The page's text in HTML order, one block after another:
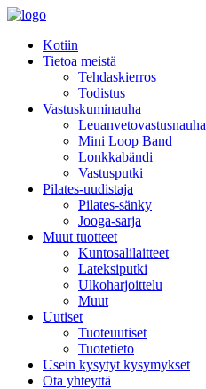
Kotiin
Tietoa meistä
Tehdaskierros
Todistus
Vastuskuminauha
Leuanvetovastusnauha
Mini Loop Band
Lonkkabändi
Vastusputki
Pilates-uudistaja
Pilates-sänky
Jooga-sarja
Muut tuotteet
Kuntosalilaitteet
Lateksiputki
Ulkoharjoittelu
Muut
Uutiset
Tuoteuutiset
Tuotetieto
Usein kysytyt kysymykset
Ota yhteyttä